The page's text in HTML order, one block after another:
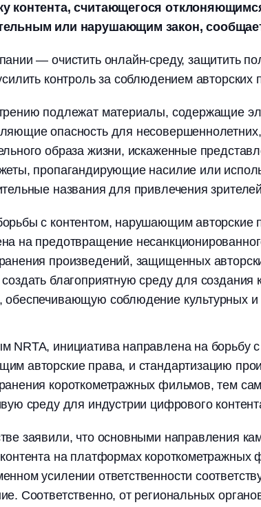
контента, считающегося
или нарушающим закон,
— очистить онлайн-среду, защитить
контроль за соблюдением авторских
подлежат материалы, содержащие
опасность для
образа жизни, искаженные
пропагандирующие насилие или
названия для привлечения
с контентом, нарушающим авторские
на предотвращение
произведений, защищенных
благоприятную среду для создания
соблюдение культурных и
NRTA, инициатива направлена на борьбу с
авторские права, и стандартизацию
короткометражных фильмов, тем
среду для индустрии цифрового
заявили, что основными направления
контента на платформах короткометражных
усилении ответственности
Соответственно, от региональных